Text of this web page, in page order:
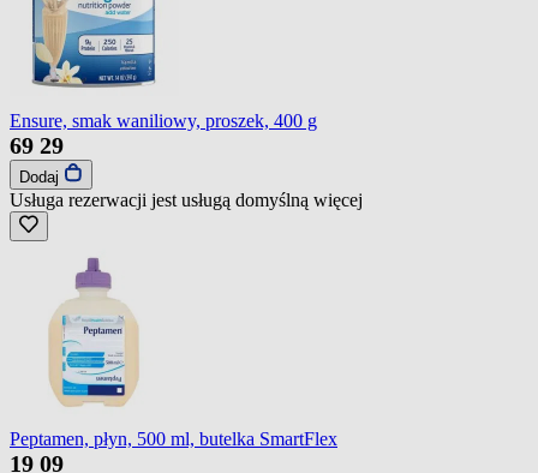
Ensure, smak waniliowy, proszek, 400 g
69 29
Dodaj
Usługa rezerwacji jest usługą domyślną więcej
Peptamen, płyn, 500 ml, butelka SmartFlex
19 09